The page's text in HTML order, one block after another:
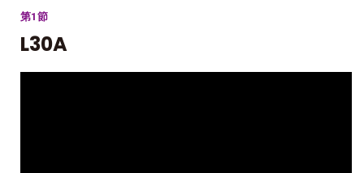
第1節
L30A